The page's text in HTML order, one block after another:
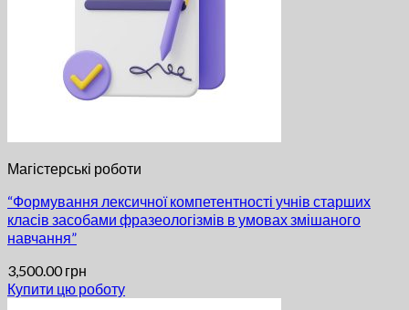
Магістерські роботи
“Формування лексичної компетентності учнів старших
класів засобами фразеологізмів в умовах змішаного
навчання”
3,500.00грн
Купити цю роботу